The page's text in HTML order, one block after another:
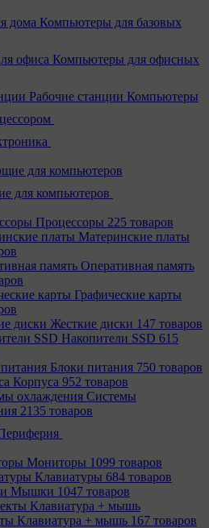
дома Компьютеры для базовых
офиса Компьютеры для офисных
Рабочие станции Компьютеры
для компьютеров
Процессоры 225 товаров
Материнcкие платы
Оперативная память
Графические карты
Жесткие диски 147 товаров
Накопители SSD 615
Блоки питания 750 товаров
Корпуса 952 товаров
Системы
2135 товаров
Мониторы 1099 товаров
Клавиатуры 684 товаров
Мышки 1047 товаров
Клавиатура + мышь 167 товаров